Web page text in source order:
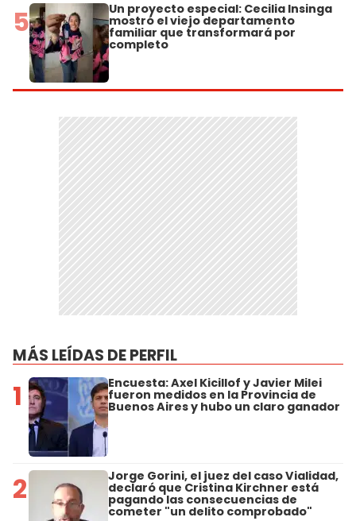
5 Un proyecto especial: Cecilia Insinga
mostró el viejo departamento
familiar que transformará por
completo
MÁS LEÍDAS DE PERFIL
1 Encuesta: Axel Kicillof y Javier Milei
fueron medidos en la Provincia de
Buenos Aires y hubo un claro ganador
2 Jorge Gorini, el juez del caso Vialidad,
declaró que Cristina Kirchner está
pagando las consecuencias de
cometer "un delito comprobado"